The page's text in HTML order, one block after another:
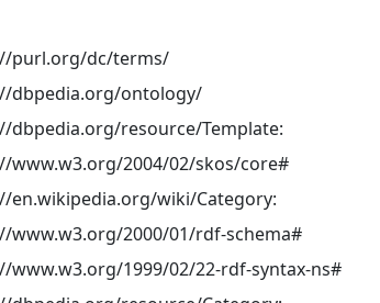
purl.org/dc/terms/
dbpedia.org/ontology/
dbpedia.org/resource/Template:
www.w3.org/2004/02/skos/core#
en.wikipedia.org/wiki/Category:
www.w3.org/2000/01/rdf-schema#
www.w3.org/1999/02/22-rdf-syntax-ns#